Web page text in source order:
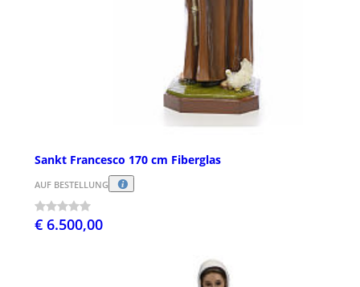
Sankt Francesco 170 cm Fiberglas
AUF BESTELLUNG
€ 6.500,00